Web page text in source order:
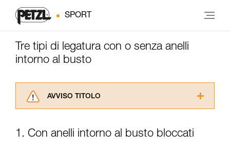
SPORT
Tre tipi di legatura con o senza anelli
intorno al busto
AVVISO TITOLO
consultarlo. Dovete aver compreso le
1. Con anelli intorno al busto bloccati